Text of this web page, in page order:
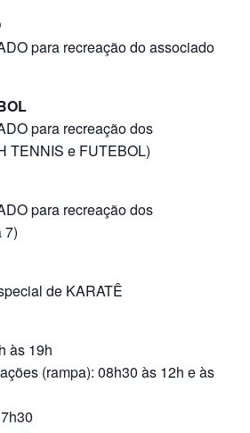
para recreação do associado
para recreação dos
TENNIS e FUTEBOL)
para recreação dos
7)
de KARATÊ
às 19h
(rampa): 08h30 às 12h e às